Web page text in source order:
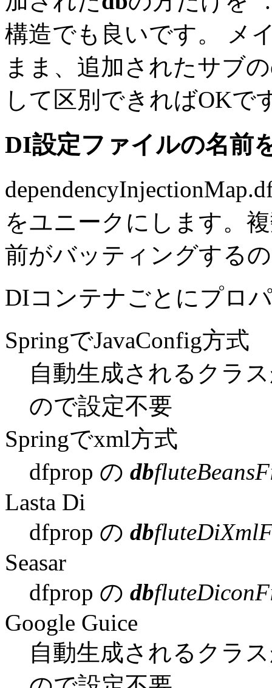
構造でも良いです。 メ
まま、追加されたサブの
して区別できればOKで
DI設定ファイルの名前
をユニークにします。
前がバッティングする
DIコンテナごとにプロ
SpringでJavaConfig方式
自動生成されるクラ
ので設定不要
Springでxml方式
dfprop の db
Lasta Di
dfprop の db
Seasar
dfprop の db
Google Guice
自動生成されるクラ